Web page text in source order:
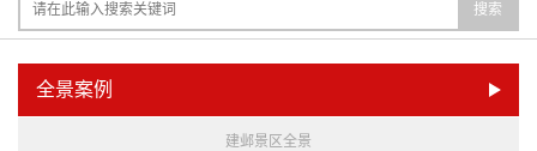
搜索
全景案例
建邺景区全景